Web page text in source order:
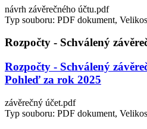
návrh závěrečného účtu.pdf
Typ souboru: PDF dokument,
Rozpočty - Schválený
Rozpočty - Schválený
Pohleď za rok 2025
závěrečný účet.pdf
Typ souboru: PDF dokument,